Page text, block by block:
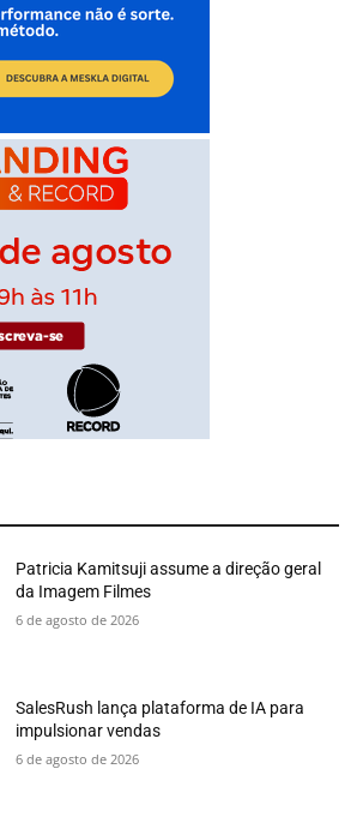
Patricia Kamitsuji assume a direção geral
da Imagem Filmes
6 de agosto de 2026
SalesRush lança plataforma de IA para
impulsionar vendas
6 de agosto de 2026